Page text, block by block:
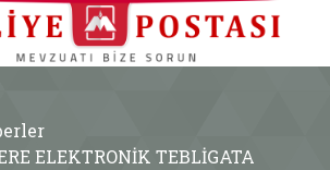
ELEKTRONİK TEBLİGATA